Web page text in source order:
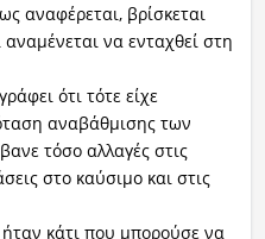
αναφέρεται, βρίσκεται
να ενταχθεί στη
ότι τότε είχε
αναβάθμισης των
τόσο αλλαγές στις
στο καύσιμο και στις
κάτι που μπορούσε να